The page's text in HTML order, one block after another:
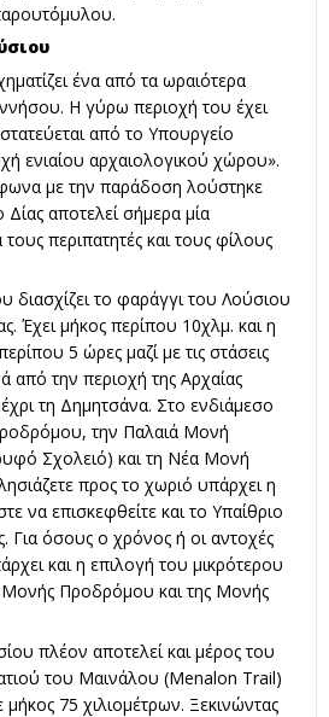
ένα από τα ωραιότερα
Η γύρω περιοχή του έχει
από το Υπουργείο
ενιαίου αρχαιολογικού χώρου».
με την παράδοση λούστηκε
αποτελεί σήμερα μία
περιπατητές και τους φίλους
διασχίζει το φαράγγι του Λούσιου
Έχει μήκος περίπου 10χλμ. και η
5 ώρες μαζί με τις στάσεις
από την περιοχή της Αρχαίας
τη Δημητσάνα. Στο ενδιάμεσο
την Παλαιά Μονή
Σχολειό) και τη Νέα Μονή
προς το χωριό υπάρχει η
να επισκεφθείτε και το Υπαίθριο
Για όσους ο χρόνος ή οι αντοχές
και η επιλογή του μικρότερου
Μονής Προδρόμου και της Μονής
πλέον αποτελεί και μέρος του
του Μαινάλου (Menalon Trail)
μήκος 75 χιλιομέτρων. Ξεκινώντας